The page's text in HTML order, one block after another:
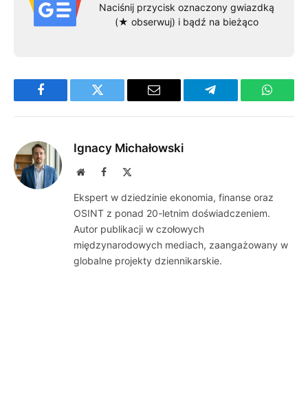
Naciśnij przycisk oznaczony gwiazdką
(★ obserwuj) i bądź na bieżąco
Facebook Twitter Email Telegram
Ignacy Michałowski
WebsiteFacebook
Ekspert w dziedzinie ekonomia, finanse oraz
OSINT z ponad 20-letnim doświadczeniem.
Autor publikacji w czołowych
międzynarodowych mediach, zaangażowany w
globalne projekty dziennikarskie.